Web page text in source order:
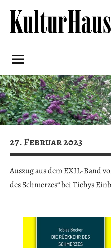
content
Loschwitz
27. Februar 2023
Auszug aus dem EXIL-Band
des Schmerzes“ bei Tichys